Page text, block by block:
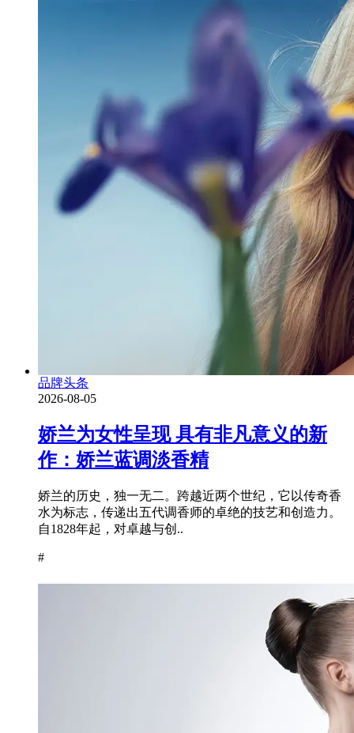
品牌头条
2026-08-05
娇兰为女性呈现 具有非凡意义的新
作：娇兰蓝调淡香精
娇兰的历史，独一无二。跨越近两个世纪，它以传奇香
水为标志，传递出五代调香师的卓绝的技艺和创造力。
自1828年起，对卓越与创..
#